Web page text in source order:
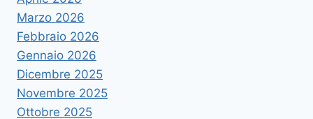
Marzo 2026
Febbraio 2026
Gennaio 2026
Dicembre 2025
Novembre 2025
Ottobre 2025